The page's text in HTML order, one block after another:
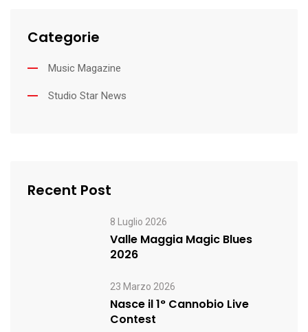
Categorie
Music Magazine
Studio Star News
Recent Post
8 Luglio 2026
Valle Maggia Magic Blues
2026
23 Marzo 2026
Nasce il 1° Cannobio Live
Contest